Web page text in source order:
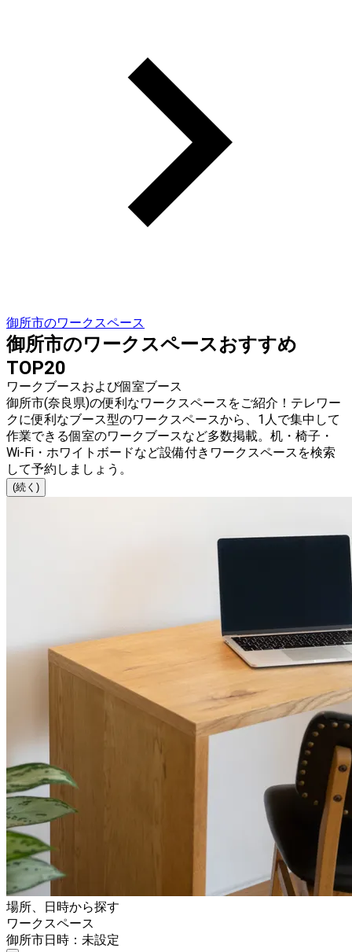
御所市のワークスペース
御所市のワークスペースおすすめ
TOP20
ワークブースおよび個室ブース
御所市(奈良県)の便利なワークスペースをご紹介！テレワー
クに便利なブース型のワークスペースから、1人で集中して
作業できる個室のワークブースなど多数掲載。机・椅子・
Wi-Fi・ホワイトボードなど設備付きワークスペースを検索
して予約しましょう。
(続く)
場所、日時から探す
ワークスペース
御所市日時：未設定